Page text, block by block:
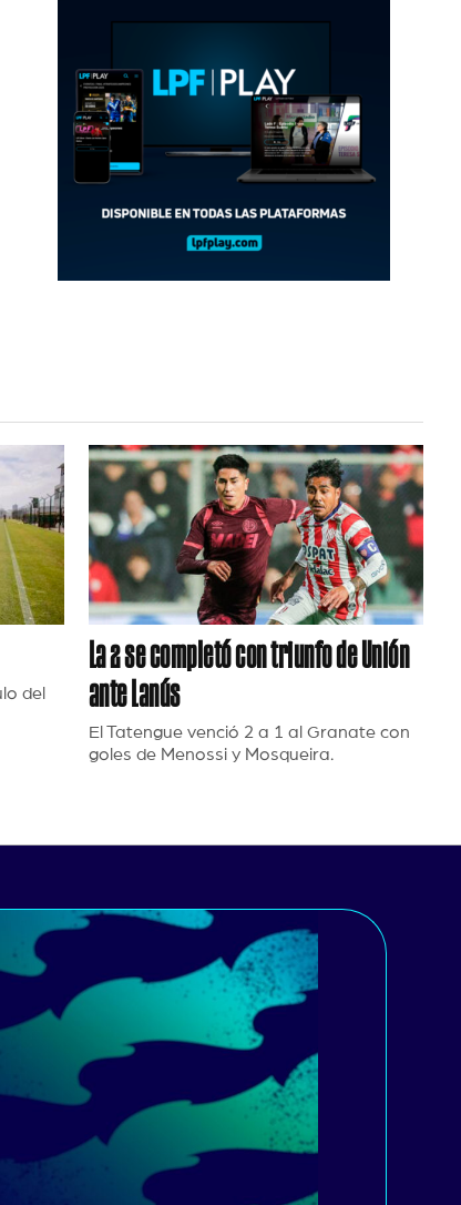
del
La 2 se completó con triunfo de Unión
ante Lanús
El Tatengue venció 2 a 1 al Granate con
goles de Menossi y Mosqueira.